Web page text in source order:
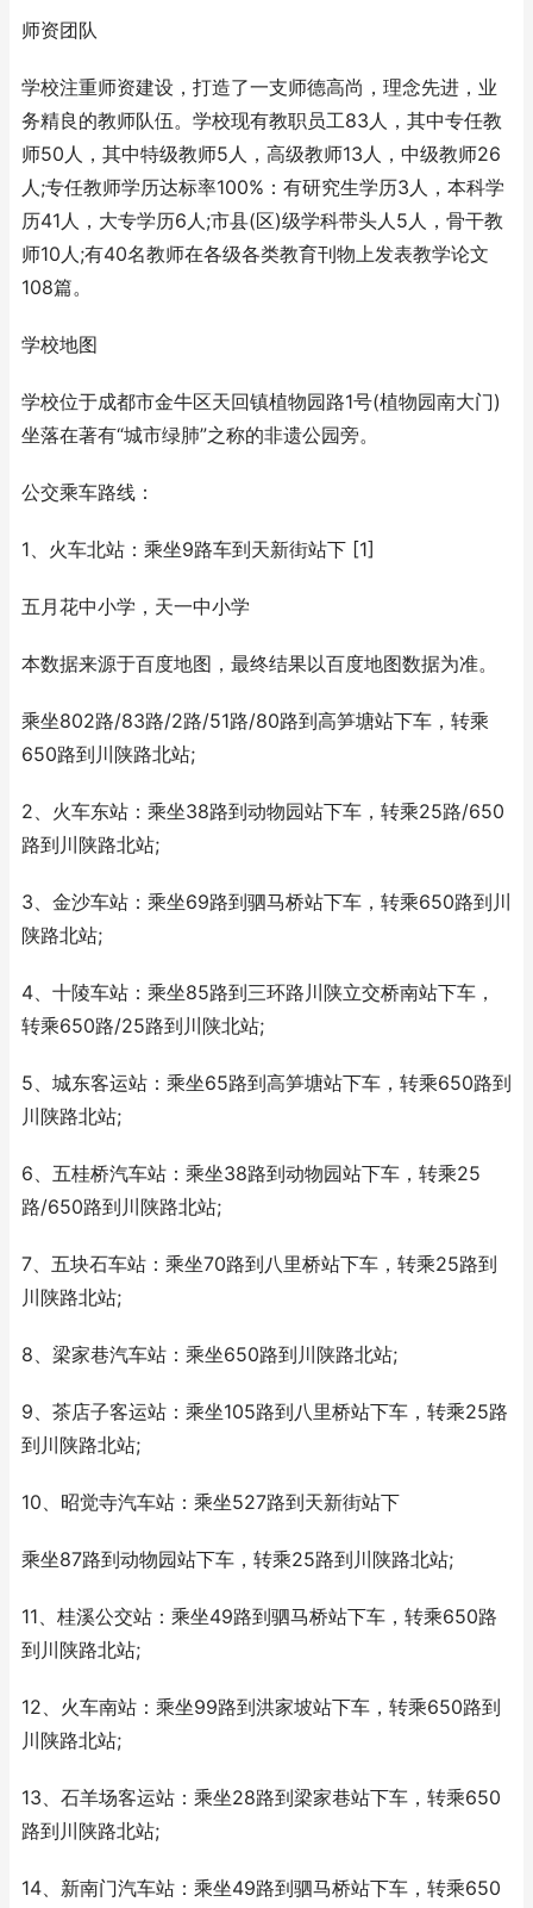
师资团队
学校注重师资建设，打造了一支师德高尚，理念先进，业
务精良的教师队伍。学校现有教职员工83人，其中专任教
师50人，其中特级教师5人，高级教师13人，中级教师26
人;专任教师学历达标率100%：有研究生学历3人，本科学
历41人，大专学历6人;市县(区)级学科带头人5人，骨干教
师10人;有40名教师在各级各类教育刊物上发表教学论文
108篇。
学校地图
学校位于成都市金牛区天回镇植物园路1号(植物园南大门)
坐落在著有“城市绿肺”之称的非遗公园旁。
公交乘车路线：
1、火车北站：乘坐9路车到天新街站下 [1]
五月花中小学，天一中小学
本数据来源于百度地图，最终结果以百度地图数据为准。
乘坐802路/83路/2路/51路/80路到高笋塘站下车，转乘
650路到川陕路北站;
2、火车东站：乘坐38路到动物园站下车，转乘25路/650
路到川陕路北站;
3、金沙车站：乘坐69路到驷马桥站下车，转乘650路到川
陕路北站;
4、十陵车站：乘坐85路到三环路川陕立交桥南站下车，
转乘650路/25路到川陕北站;
5、城东客运站：乘坐65路到高笋塘站下车，转乘650路到
川陕路北站;
6、五桂桥汽车站：乘坐38路到动物园站下车，转乘25
路/650路到川陕路北站;
7、五块石车站：乘坐70路到八里桥站下车，转乘25路到
川陕路北站;
8、梁家巷汽车站：乘坐650路到川陕路北站;
9、茶店子客运站：乘坐105路到八里桥站下车，转乘25路
到川陕路北站;
10、昭觉寺汽车站：乘坐527路到天新街站下
乘坐87路到动物园站下车，转乘25路到川陕路北站;
11、桂溪公交站：乘坐49路到驷马桥站下车，转乘650路
到川陕路北站;
12、火车南站：乘坐99路到洪家坡站下车，转乘650路到
川陕路北站;
13、石羊场客运站：乘坐28路到梁家巷站下车，转乘650
路到川陕路北站;
14、新南门汽车站：乘坐49路到驷马桥站下车，转乘650